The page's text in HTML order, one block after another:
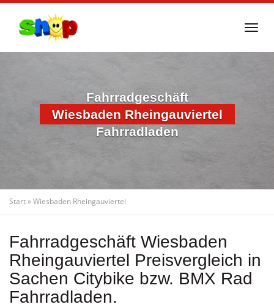
Fahrradgeschäft
Wiesbaden Rheingauviertel
Fahrradladen
Start»Wiesbaden Rheingauviertel
Fahrradgeschäft Wiesbaden
Rheingauviertel Preisvergleich in
Sachen Citybike bzw. BMX Rad
Fahrradladen.